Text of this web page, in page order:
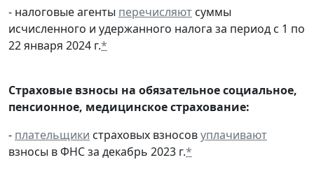
- налоговые агенты перечисляют суммы
исчисленного и удержанного налога за период с 1 по
22 января 2024 г.*
Страховые взносы на обязательное социальное,
пенсионное, медицинское страхование:
- плательщики страховых взносовуплачивают
взносы в ФНС за декабрь 2023 г.*